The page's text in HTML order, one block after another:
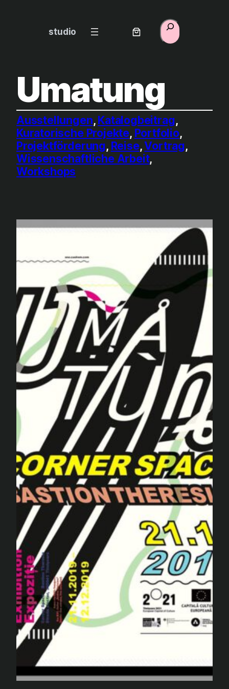
studio
Suchen
Umatung
Ausstellungen, Katalogbeitrag ,
Kuratorische Projekte, Portfolio,
Projektförderung, Reise, Vortrag ,
Wissenschaftliche Arbeit
Workshops